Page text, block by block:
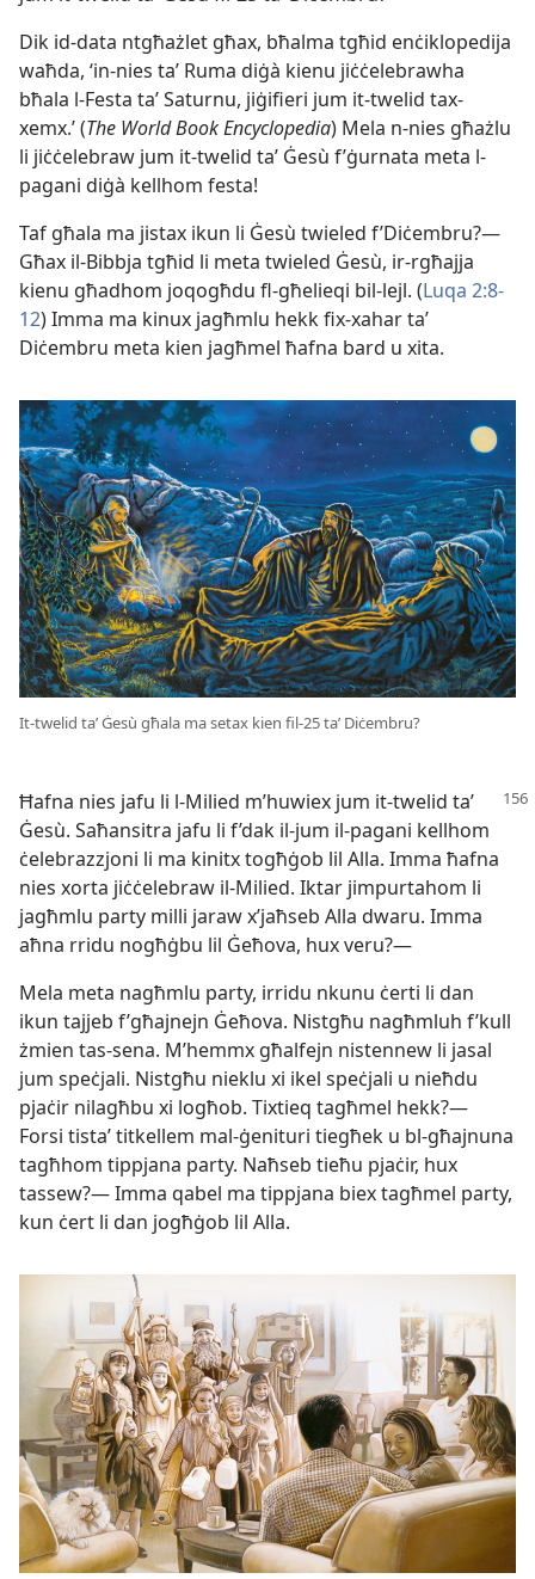
Dik id-​data ntgħażlet għax, bħalma tgħid enċiklopedija
waħda, ‘in-​nies taʼ Ruma diġà kienu jiċċelebrawha
bħala l-​Festa taʼ Saturnu, jiġifieri jum it-​twelid tax-​
xemx.’ (The World Book Encyclopedia) Mela n-​nies għażlu
li jiċċelebraw jum it-​twelid taʼ Ġesù f’ġurnata meta l-​
pagani diġà kellhom festa!
Taf għala ma jistax ikun li Ġesù twieled f’Diċembru?—
Għax il-​Bibbja tgħid li meta twieled Ġesù, ir-​rgħajja
kienu għadhom joqogħdu fl-​għelieqi bil-​lejl. (Luqa 2:​8-
12) Imma ma kinux jagħmlu hekk fix-​xahar taʼ
Diċembru meta kien jagħmel ħafna bard u xita.
It-​twelid taʼ Ġesù għala ma setax kien fil-​25 taʼ Diċembru?
Ħafna nies jafu li l-​Milied m’huwiex jum it-​twelid taʼ
Ġesù. Saħansitra jafu li f’dak il-​jum il-​pagani kellhom
ċelebrazzjoni li ma kinitx togħġob lil Alla. Imma ħafna
nies xorta jiċċelebraw il-​Milied. Iktar jimpurtahom li
jagħmlu party milli jaraw x’jaħseb Alla dwaru. Imma
aħna rridu nogħġbu lil Ġeħova, hux veru?—
Mela meta nagħmlu party, irridu nkunu ċerti li dan
ikun tajjeb f’għajnejn Ġeħova. Nistgħu nagħmluh f’kull
żmien tas-​sena. M’hemmx għalfejn nistennew li jasal
jum speċjali. Nistgħu nieklu xi ikel speċjali u nieħdu
pjaċir nilagħbu xi logħob. Tixtieq tagħmel hekk?—
Forsi tistaʼ titkellem mal-​ġenituri tiegħek u bl-​għajnuna
tagħhom tippjana party. Naħseb tieħu pjaċir, hux
tassew?— Imma qabel ma tippjana biex tagħmel party,
kun ċert li dan jogħġob lil Alla.